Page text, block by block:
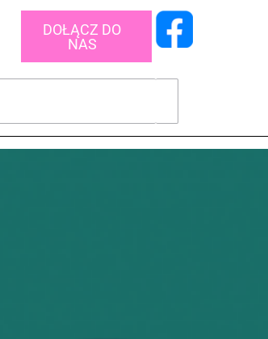
DOŁĄCZ DO
NAS